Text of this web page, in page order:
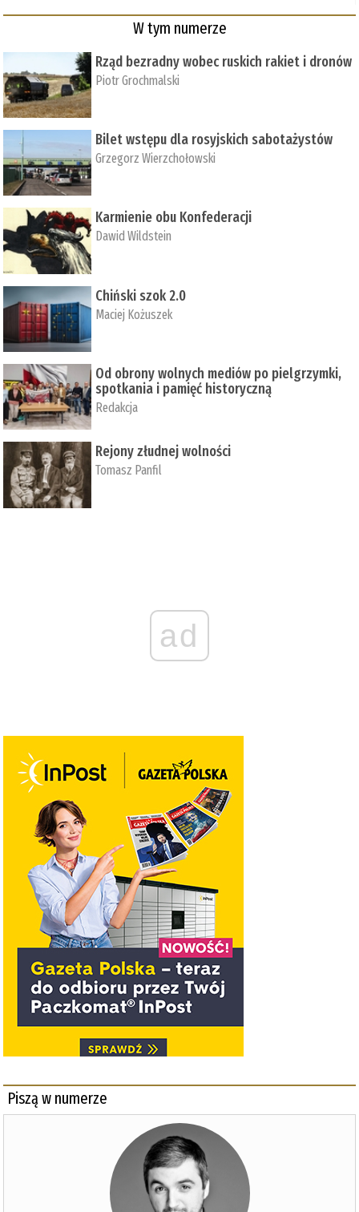
W tym numerze
Rząd bezradny wobec ruskich rakiet i dronów
Piotr Grochmalski
Bilet wstępu dla rosyjskich sabotażystów
Grzegorz Wierzchołowski
Karmienie obu Konfederacji
Dawid Wildstein
Chiński szok 2.0
Maciej Kożuszek
Od obrony wolnych mediów po pielgrzymki,
spotkania i pamięć historyczną
Redakcja
Rejony złudnej wolności
Tomasz Panfil
ad
Piszą w numerze